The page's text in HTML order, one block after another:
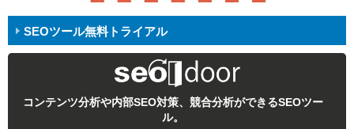
SEOツール無料トライアル
コンテンツ分析や内部SEO対策、競合分析ができるSEOツー
ル。